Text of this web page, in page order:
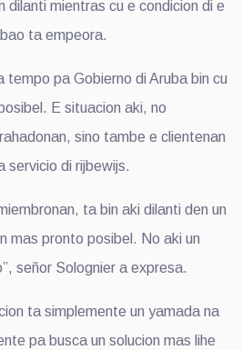
dilanti mientras cu e condicion di e
ta empeora.
pa Gobierno di Aruba bin cu
E situacion aki, no
sino tambe e clientenan
servicio di rijbewijs.
ta bin aki dilanti den un
mas pronto posibel. No aki un
señor Solognier a expresa.
ta simplemente un yamada na
pa busca un solucion mas lihe